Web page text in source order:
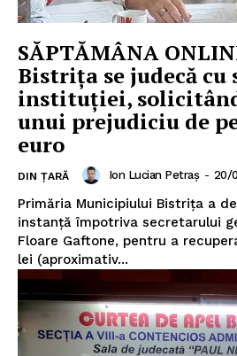
SĂPTĂMÂNA
Bistrița se judecă cu
instituției,
unui prejudiciu de
euro
DIN ȚARĂ Ion Lucian Petraș - 20/
Primăria Municipiului Bistrița a
instanță împotriva secretarului
Floare Gaftone, pentru a
lei (aproximativ...